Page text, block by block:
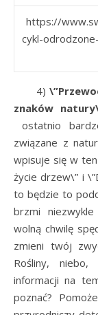
https://
cykl-
4)
znaków
ostatnio
związane z
wpisuje się w
życie drzew\” i
to będzie to
brzmi
wolną chwilę
zmieni twój
Rośliny, niebo,
informacji na
poznać?